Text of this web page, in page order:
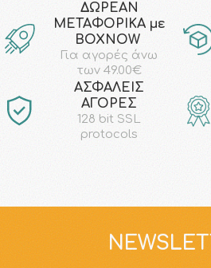
ΔΩΡΕΑΝ
ΜΕΤΑΦΟΡΙΚΑ με
ΒΟΧΝΟW
Για αγορές άνω
των 49.00€
AΣΦΑΛΕΙΣ
ΑΓΟΡΕΣ
128 bit SSL
protocols